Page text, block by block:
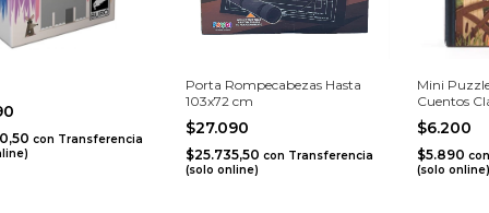
con Transferencia
Porta Rompecabezas Hasta
103x72 cm
$27.090
$25.735,50con Transferencia
(solo online)
Mini
Cuentos
Prejudice
$6.200
$5.890 con
(solo online)